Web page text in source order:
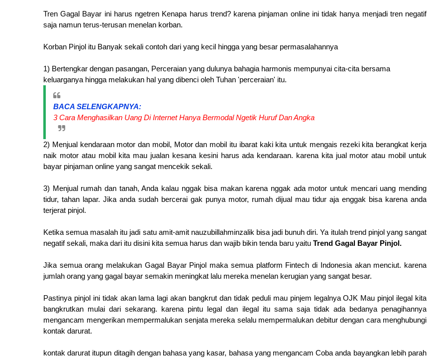
Tren Gagal Bayar ini harus ngetren Kenapa harus trend? karena pinjaman online ini tidak hanya menjadi tren negatif
saja namun terus-terusan menelan korban.
Korban Pinjol itu Banyak sekali contoh dari yang kecil hingga yang besar permasalahannya
1) Bertengkar dengan pasangan, Perceraian yang dulunya bahagia harmonis mempunyai cita-cita bersama
keluarganya hingga melakukan hal yang dibenci oleh Tuhan 'perceraian' itu.
BACA SELENGKAPNYA:
3 Cara Menghasilkan Uang Di Internet Hanya Bermodal Ngetik Huruf Dan Angka
2) Menjual kendaraan motor dan mobil, Motor dan mobil itu ibarat kaki kita untuk mengais rezeki kita berangkat kerja
naik motor atau mobil kita mau jualan kesana kesini harus ada kendaraan. karena kita jual motor atau mobil untuk
bayar pinjaman online yang sangat mencekik sekali.
3) Menjual rumah dan tanah, Anda kalau nggak bisa makan karena nggak ada motor untuk mencari uang mending
tidur, tahan lapar. Jika anda sudah bercerai gak punya motor, rumah dijual mau tidur aja enggak bisa karena anda
terjerat pinjol.
Ketika semua masalah itu jadi satu amit-amit nauzubillahminzalik bisa jadi bunuh diri. Ya itulah trend pinjol yang sangat
negatif sekali, maka dari itu disini kita semua harus dan wajib bikin tenda baru yaitu Trend Gagal Bayar Pinjol.
Jika semua orang melakukan Gagal Bayar Pinjol maka semua platform Fintech di Indonesia akan menciut. karena
jumlah orang yang gagal bayar semakin meningkat lalu mereka menelan kerugian yang sangat besar.
Pastinya pinjol ini tidak akan lama lagi akan bangkrut dan tidak peduli mau pinjem legalnya OJK Mau pinjol ilegal kita
bangkrutkan mulai dari sekarang. karena pintu legal dan ilegal itu sama saja tidak ada bedanya penagihannya
mengancam mengerikan mempermalukan senjata mereka selalu mempermalukan debitur dengan cara menghubungi
kontak darurat.
kontak darurat itupun ditagih dengan bahasa yang kasar, bahasa yang mengancam Coba anda bayangkan lebih parah